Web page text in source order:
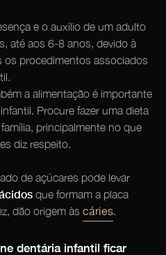
e o auxílio de um adulto
até aos 6-8 anos, devido à
os procedimentos associados
a alimentação é importante
Procure fazer uma dieta
principalmente no que
diz respeito.
de açúcares pode levar
que formam a placa
dão origem às cáries.
dentária infantil ficar